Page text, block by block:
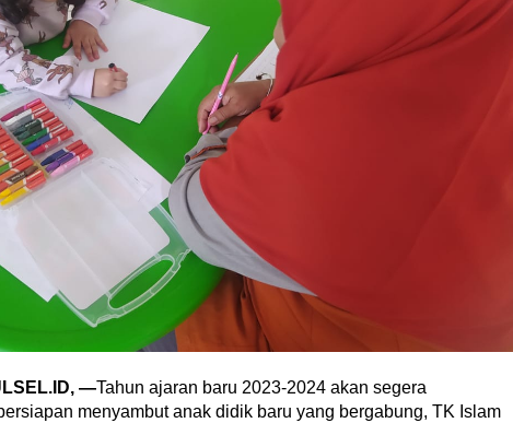
—Tahun ajaran baru 2023-2024 akan segera
menyambut anak didik baru yang bergabung, TK Islam